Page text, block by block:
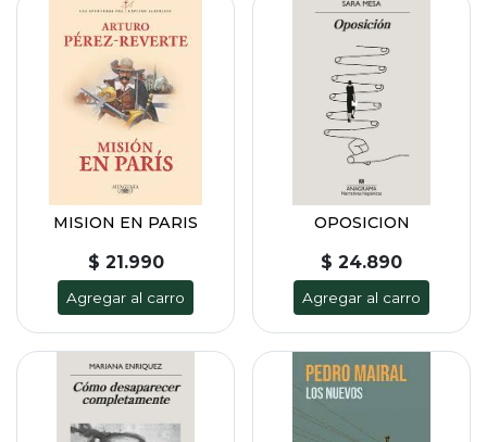
MISION EN PARIS
$ 21.990
Agregar al carro
OPOSICION
$ 24.890
Agregar al carro